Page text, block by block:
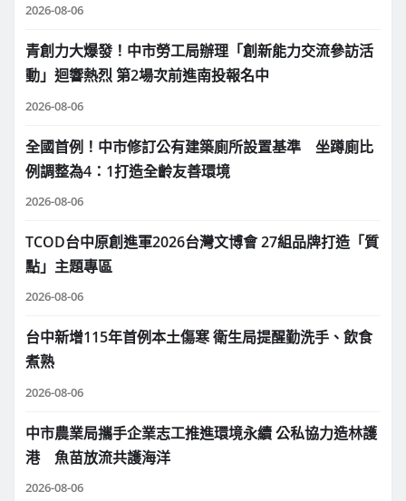
2026-08-06
青創力大爆發！中市勞工局辦理「創新能力交流參訪活
動」迴響熱烈 第2場次前進南投報名中
2026-08-06
全國首例！中市修訂公有建築廁所設置基準 坐蹲廁比
例調整為4：1打造全齡友善環境
2026-08-06
TCOD台中原創進軍2026台灣文博會 27組品牌打造「質
點」主題專區
2026-08-06
台中新增115年首例本土傷寒 衛生局提醒勤洗手、飲食
煮熟
2026-08-06
中市農業局攜手企業志工推進環境永續 公私協力造林護
港 魚苗放流共護海洋
2026-08-06